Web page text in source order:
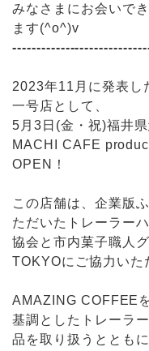
みなさまにお会いで
ます(^o^)v
2023年11月に発表し
一号店として、
5月3日(金・祝)福井
MACHI CAFE
OPEN！
この店舗は、企業版
ただいたトレーラー
協会と市内菓子職人
TOKYOにご協力いた
AMAZING COFFEE
基調としたトレーラ
品を取り扱うととも